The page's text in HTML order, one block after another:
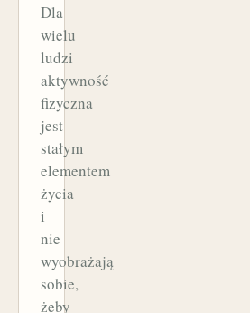
Dla
wielu
ludzi
aktywność
fizyczna
jest
stałym
elementem
życia
i
nie
wyobrażają
sobie,
żeby